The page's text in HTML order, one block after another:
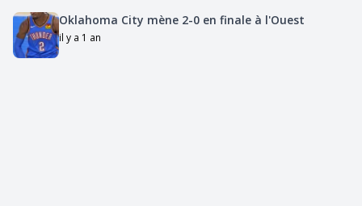
Oklahoma City mène 2-0 en finale à l'Ouest
il y a 1 an